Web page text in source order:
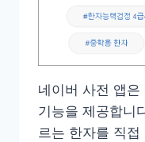
네이버 사전 앱
기능을 제공합니
르는 한자를 직